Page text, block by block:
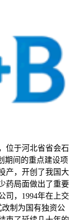
位于河北省省会石
期间的重点建设项
产，开创了我国大
药局面做出了重要
司，1994年在上交
改制为国有独资公